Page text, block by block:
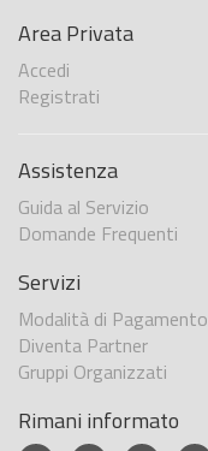
Area Privata
Accedi
Registrati
Assistenza
Guida al Servizio
Domande Frequenti
Servizi
Modalità di Pagamento
Diventa Partner
Gruppi Organizzati
Rimani informato